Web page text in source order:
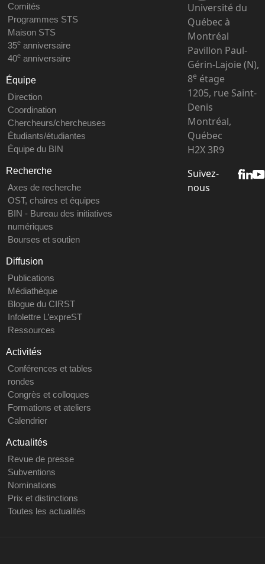
Comités
Programmes STS
Maison STS
35eanniversaire
40eanniversaire
Équipe
Direction
Coordination
Chercheurs/chercheuses
Étudiants/étudiantes
Équipe du BIN
Recherche
Axes de recherche
OST, chaires et équipes
BIN - Bureau des initiatives
numériques
Bourses et soutien
Diffusion
Publications
Médiathèque
Blogue du CIRST
Infolettre L’expreST
Ressources
Activités
Conférences et tables
rondes
Congrès et colloques
Formations et ateliers
Calendrier
Actualités
Revue de presse
Subventions
Nominations
Prix et distinctions
Toutes les actualités
Université du
Québec à
Montréal
Pavillon Paul-
Gérin-Lajoie (N),
8e étage
1205, rue Saint-
Denis
Montréal,
Québec
H2X 3R9
Suivez-
nous